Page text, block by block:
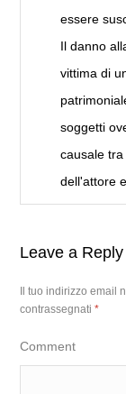
essere
Il danno
vittima di
soggetti
causale
dell'attore
Leave a Reply
Il tuo indirizzo email
contrassegnati*
Comment